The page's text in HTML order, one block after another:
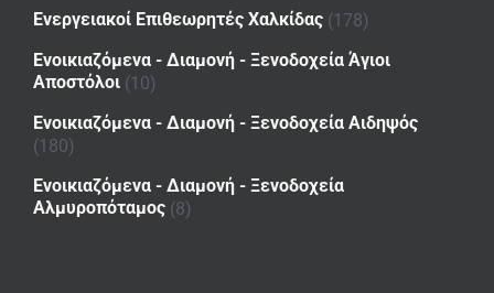
Ενεργειακοί Επιθεωρητές Χαλκίδας (178)
Ενοικιαζόμενα - Διαμονή - Ξενοδοχεία Άγιοι
Αποστόλοι (10)
Ενοικιαζόμενα - Διαμονή - Ξενοδοχεία Αιδηψός
(180)
Ενοικιαζόμενα - Διαμονή - Ξενοδοχεία
Αλμυροπόταμος (8)